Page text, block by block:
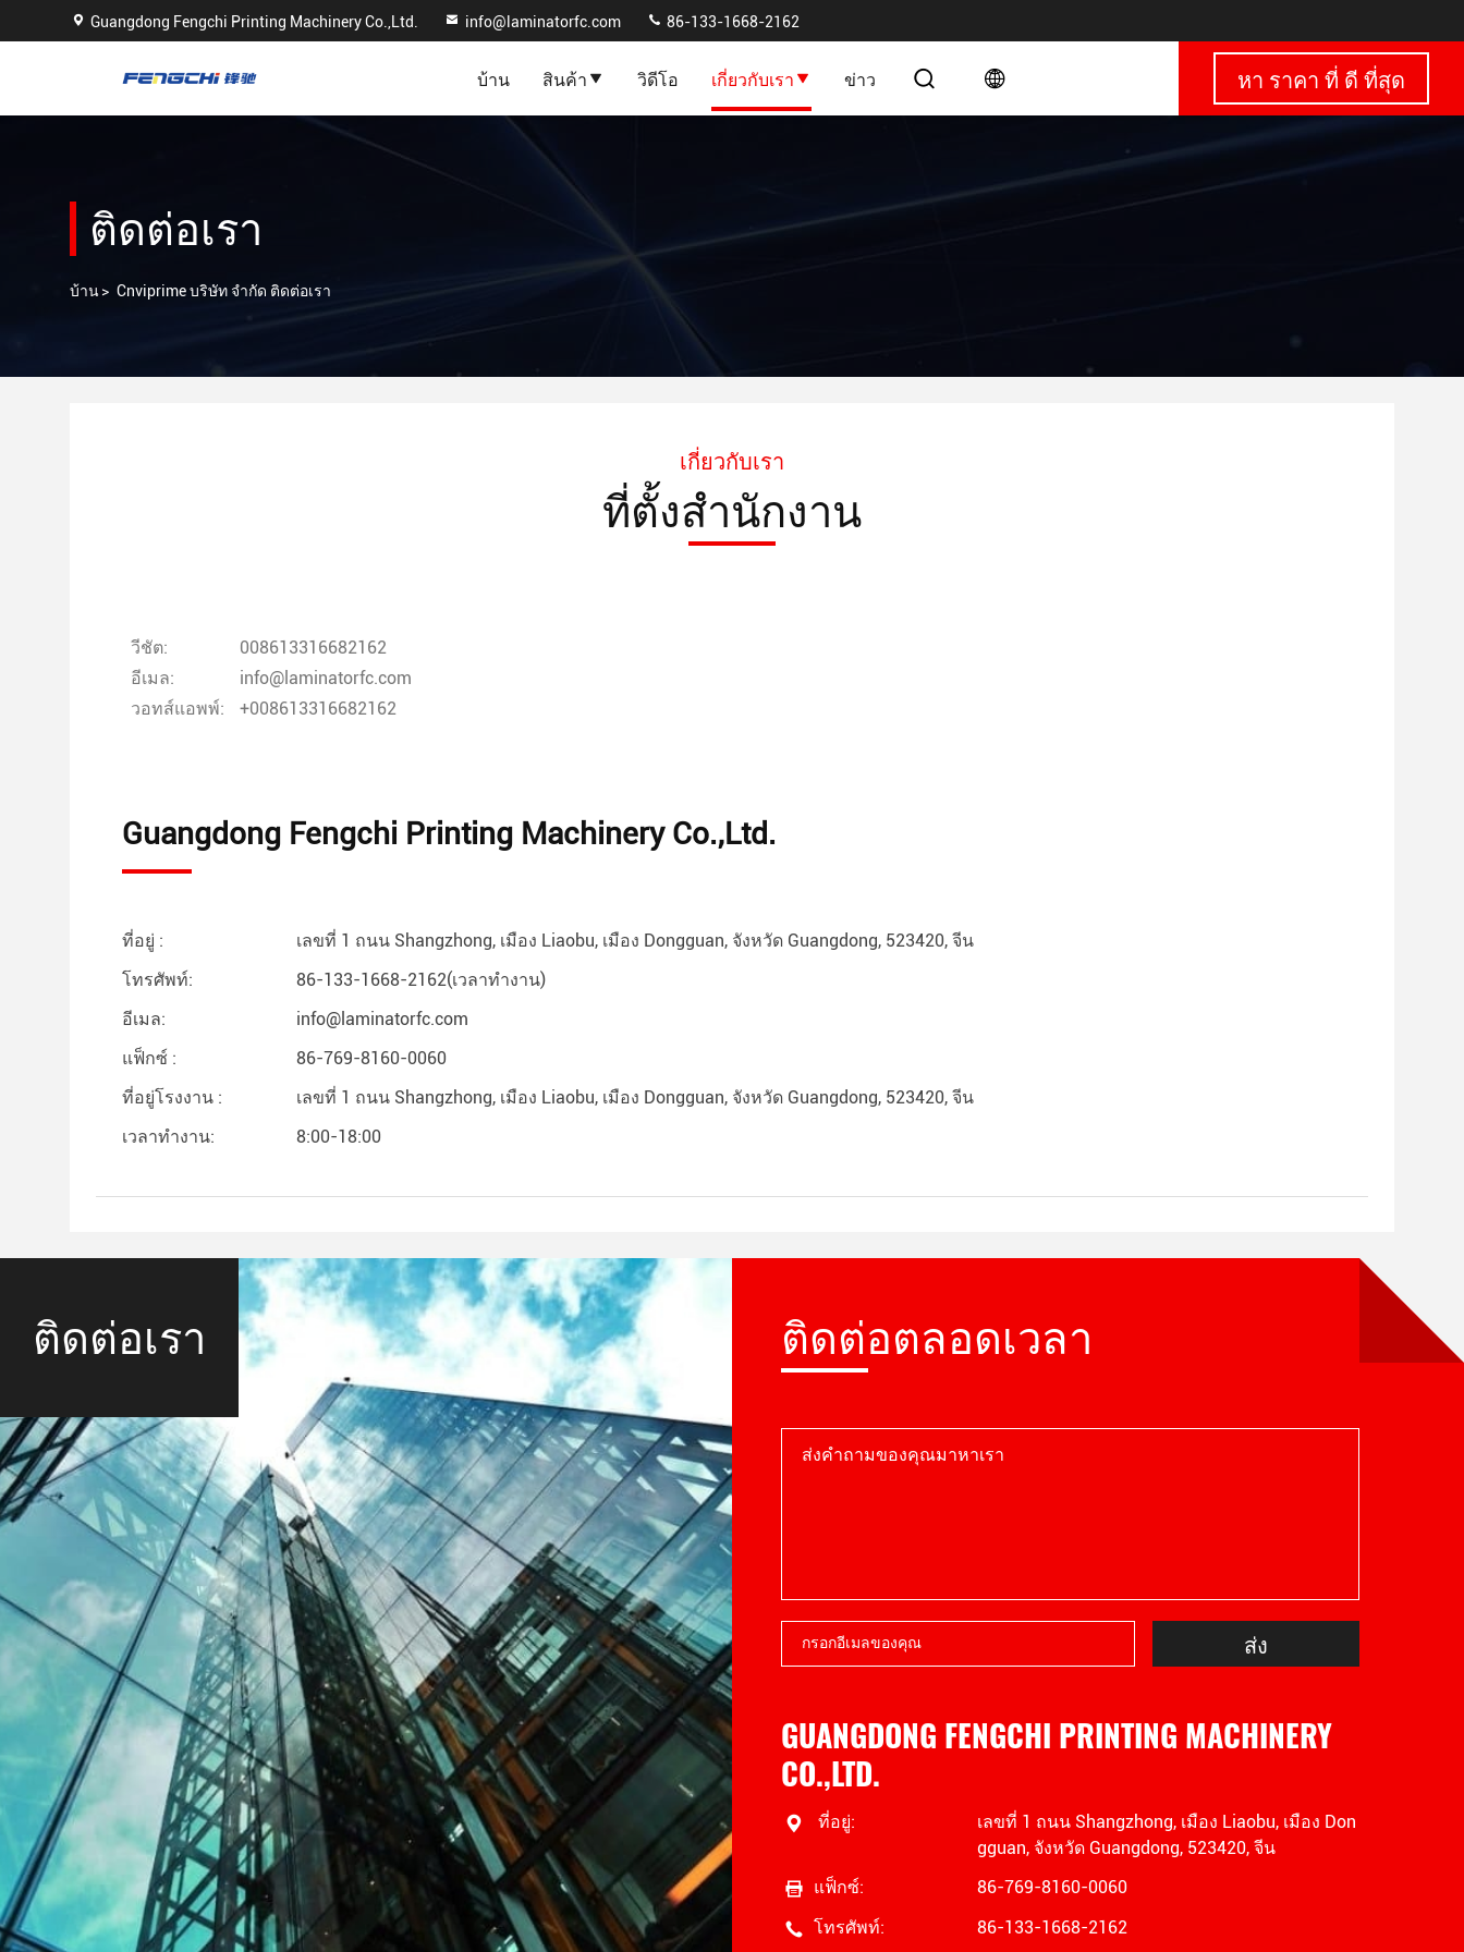
Guangdong Fengchi Printing Machinery Co.,Ltd. info@laminatorfc.com 86-133-1668-2162
บ้าน สินค้า วิดีโอ เกี่ยวกับเรา ข่าว หา ราคา ที่ ดี ที่สุด
ติดต่อเรา
บ้าน> Cnviprime บริษัท จํากัด ติดต่อเรา
เกี่ยวกับเรา
ที่ตั้งสำนักงาน
วีชัต:
008613316682162
อีเมล:
info@laminatorfc.com
วอทส์แอพพ์:
+008613316682162
Guangdong Fengchi Printing Machinery Co.,Ltd.
ที่อยู่ :
เลขที่ 1 ถนน Shangzhong, เมือง Liaobu, เมือง Dongguan, จังหวัด Guangdong, 523420, จีน
โทรศัพท์:
86-133-1668-2162(เวลาทํางาน)
อีเมล:
info@laminatorfc.com
แฟ็กซ์ :
86-769-8160-0060
ที่อยู่โรงงาน :
เลขที่ 1 ถนน Shangzhong, เมือง Liaobu, เมือง Dongguan, จังหวัด Guangdong, 523420, จีน
เวลาทํางาน:
8:00-18:00
ติดต่อเรา ติดต่อตลอดเวลา
ส่ง
GUANGDONG FENGCHI PRINTING MACHINERY
CO.,LTD.
ที่อยู่:
เลขที่ 1 ถนน Shangzhong, เมือง Liaobu, เมือง Don
gguan, จังหวัด Guangdong, 523420, จีน
แฟ็กซ์:
86-769-8160-0060
โทรศัพท์:
86-133-1668-2162